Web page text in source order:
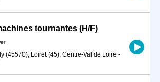
tournantes (H/F)
(45570), Loiret (45), Centre-Val de Loire -